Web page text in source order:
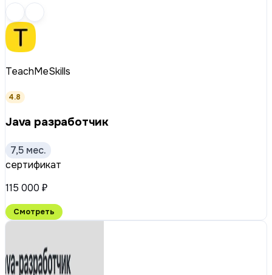
TeachMeSkills
4.8
Java разработчик
7,5 мес.
сертификат
115 000 ₽
Смотреть